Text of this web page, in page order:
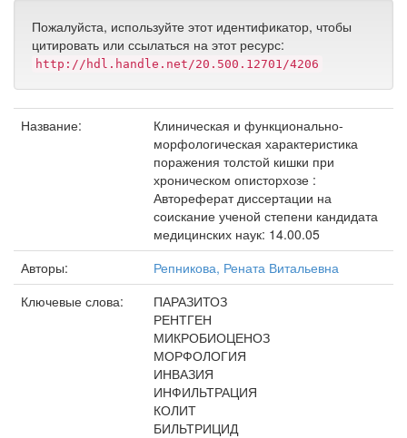
Пожалуйста, используйте этот идентификатор, чтобы
цитировать или ссылаться на этот ресурс:
http://hdl.handle.net/20.500.12701/4206
Название:
Клиническая и функционально-
морфологическая характеристика
поражения толстой кишки при
хроническом описторхозе :
Автореферат диссертации на
соискание ученой степени кандидата
медицинских наук: 14.00.05
Авторы:
Репникова, Рената Витальевна
Ключевые слова:
ПАРАЗИТОЗ
РЕНТГЕН
МИКРОБИОЦЕНОЗ
МОРФОЛОГИЯ
ИНВАЗИЯ
ИНФИЛЬТРАЦИЯ
КОЛИТ
БИЛЬТРИЦИД